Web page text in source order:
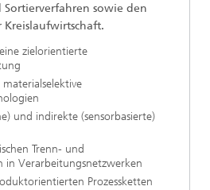
sowie den
Kreislaufwirtschaft.
zielorientierte
und indirekte (sensorbasierte)
Trenn- und
in Verarbeitungsnetzwerken
Prozessketten